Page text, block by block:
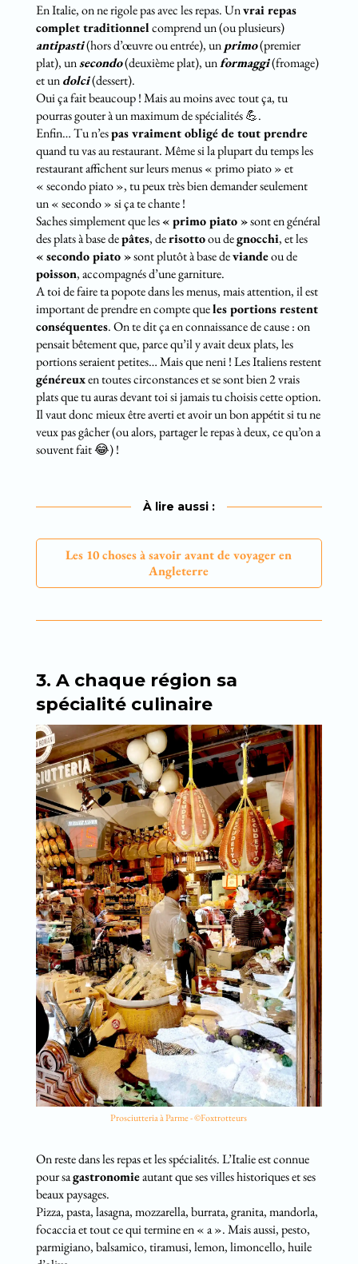
En Italie, on ne rigole pas avec les repas. Unvrai repas
complet traditionnelcomprend un (ou plusieurs)
antipasti(hors d’œuvre ou entrée), unprimo(premier
plat), unsecondo(deuxième plat), unformaggi(fromage)
et undolci(dessert).
Oui ça fait beaucoup ! Mais au moins avec tout ça, tu
pourras gouter à un maximum de spécialités 💪.
Enfin… Tu n’espas vraiment obligé de tout prendre
quand tu vas au restaurant. Même si la plupart du temps les
restaurant affichent sur leurs menus « primo piato » et
« secondo piato », tu peux très bien demander seulement
un « secondo » si ça te chante !
Saches simplement que les« primo piato »sont en général
des plats à base depâtes, derisottoou degnocchi, et les
« secondo piato »sont plutôt à base deviandeou de
poisson, accompagnés d’une garniture.
A toi de faire ta popote dans les menus, mais attention, il est
important de prendre en compte queles portions restent
conséquentes. On te dit ça en connaissance de cause : on
pensait bêtement que, parce qu’il y avait deux plats, les
portions seraient petites… Mais que neni ! Les Italiens restent
généreuxen toutes circonstances et se sont bien 2 vrais
plats que tu auras devant toi si jamais tu choisis cette option.
Il vaut donc mieux être averti et avoir un bon appétit si tu ne
veux pas gâcher (ou alors, partager le repas à deux, ce qu’on a
souvent fait 😂) !
À lire aussi :
Les 10 choses à savoir avant de voyager en
Angleterre
3. A chaque région sa
spécialité culinaire
Prosciutteria à Parme - ©Foxtrotteurs
On reste dans les repas et les spécialités. L’Italie est connue
pour sagastronomieautant que ses villes historiques et ses
beaux paysages.
Pizza, pasta, lasagna, mozzarella, burrata, granita, mandorla,
focaccia et tout ce qui termine en « a ». Mais aussi, pesto,
parmigiano, balsamico, tiramusi, lemon, limoncello, huile